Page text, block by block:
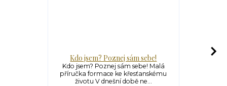
Kdo jsem? Poznej sám sebe!
Kdo jsem? Poznej sám sebe! Malá
příručka formace ke křesťanskému
životu V dnešní době ne...